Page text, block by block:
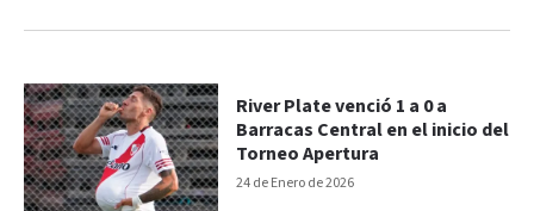
24 de Enero de 2026
River Plate venció 1 a 0 a
Barracas Central en el inicio del
Torneo Apertura